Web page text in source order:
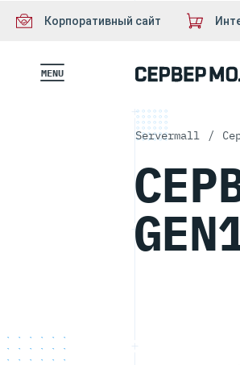
Корпоративный сайт
MENU
Servermall /